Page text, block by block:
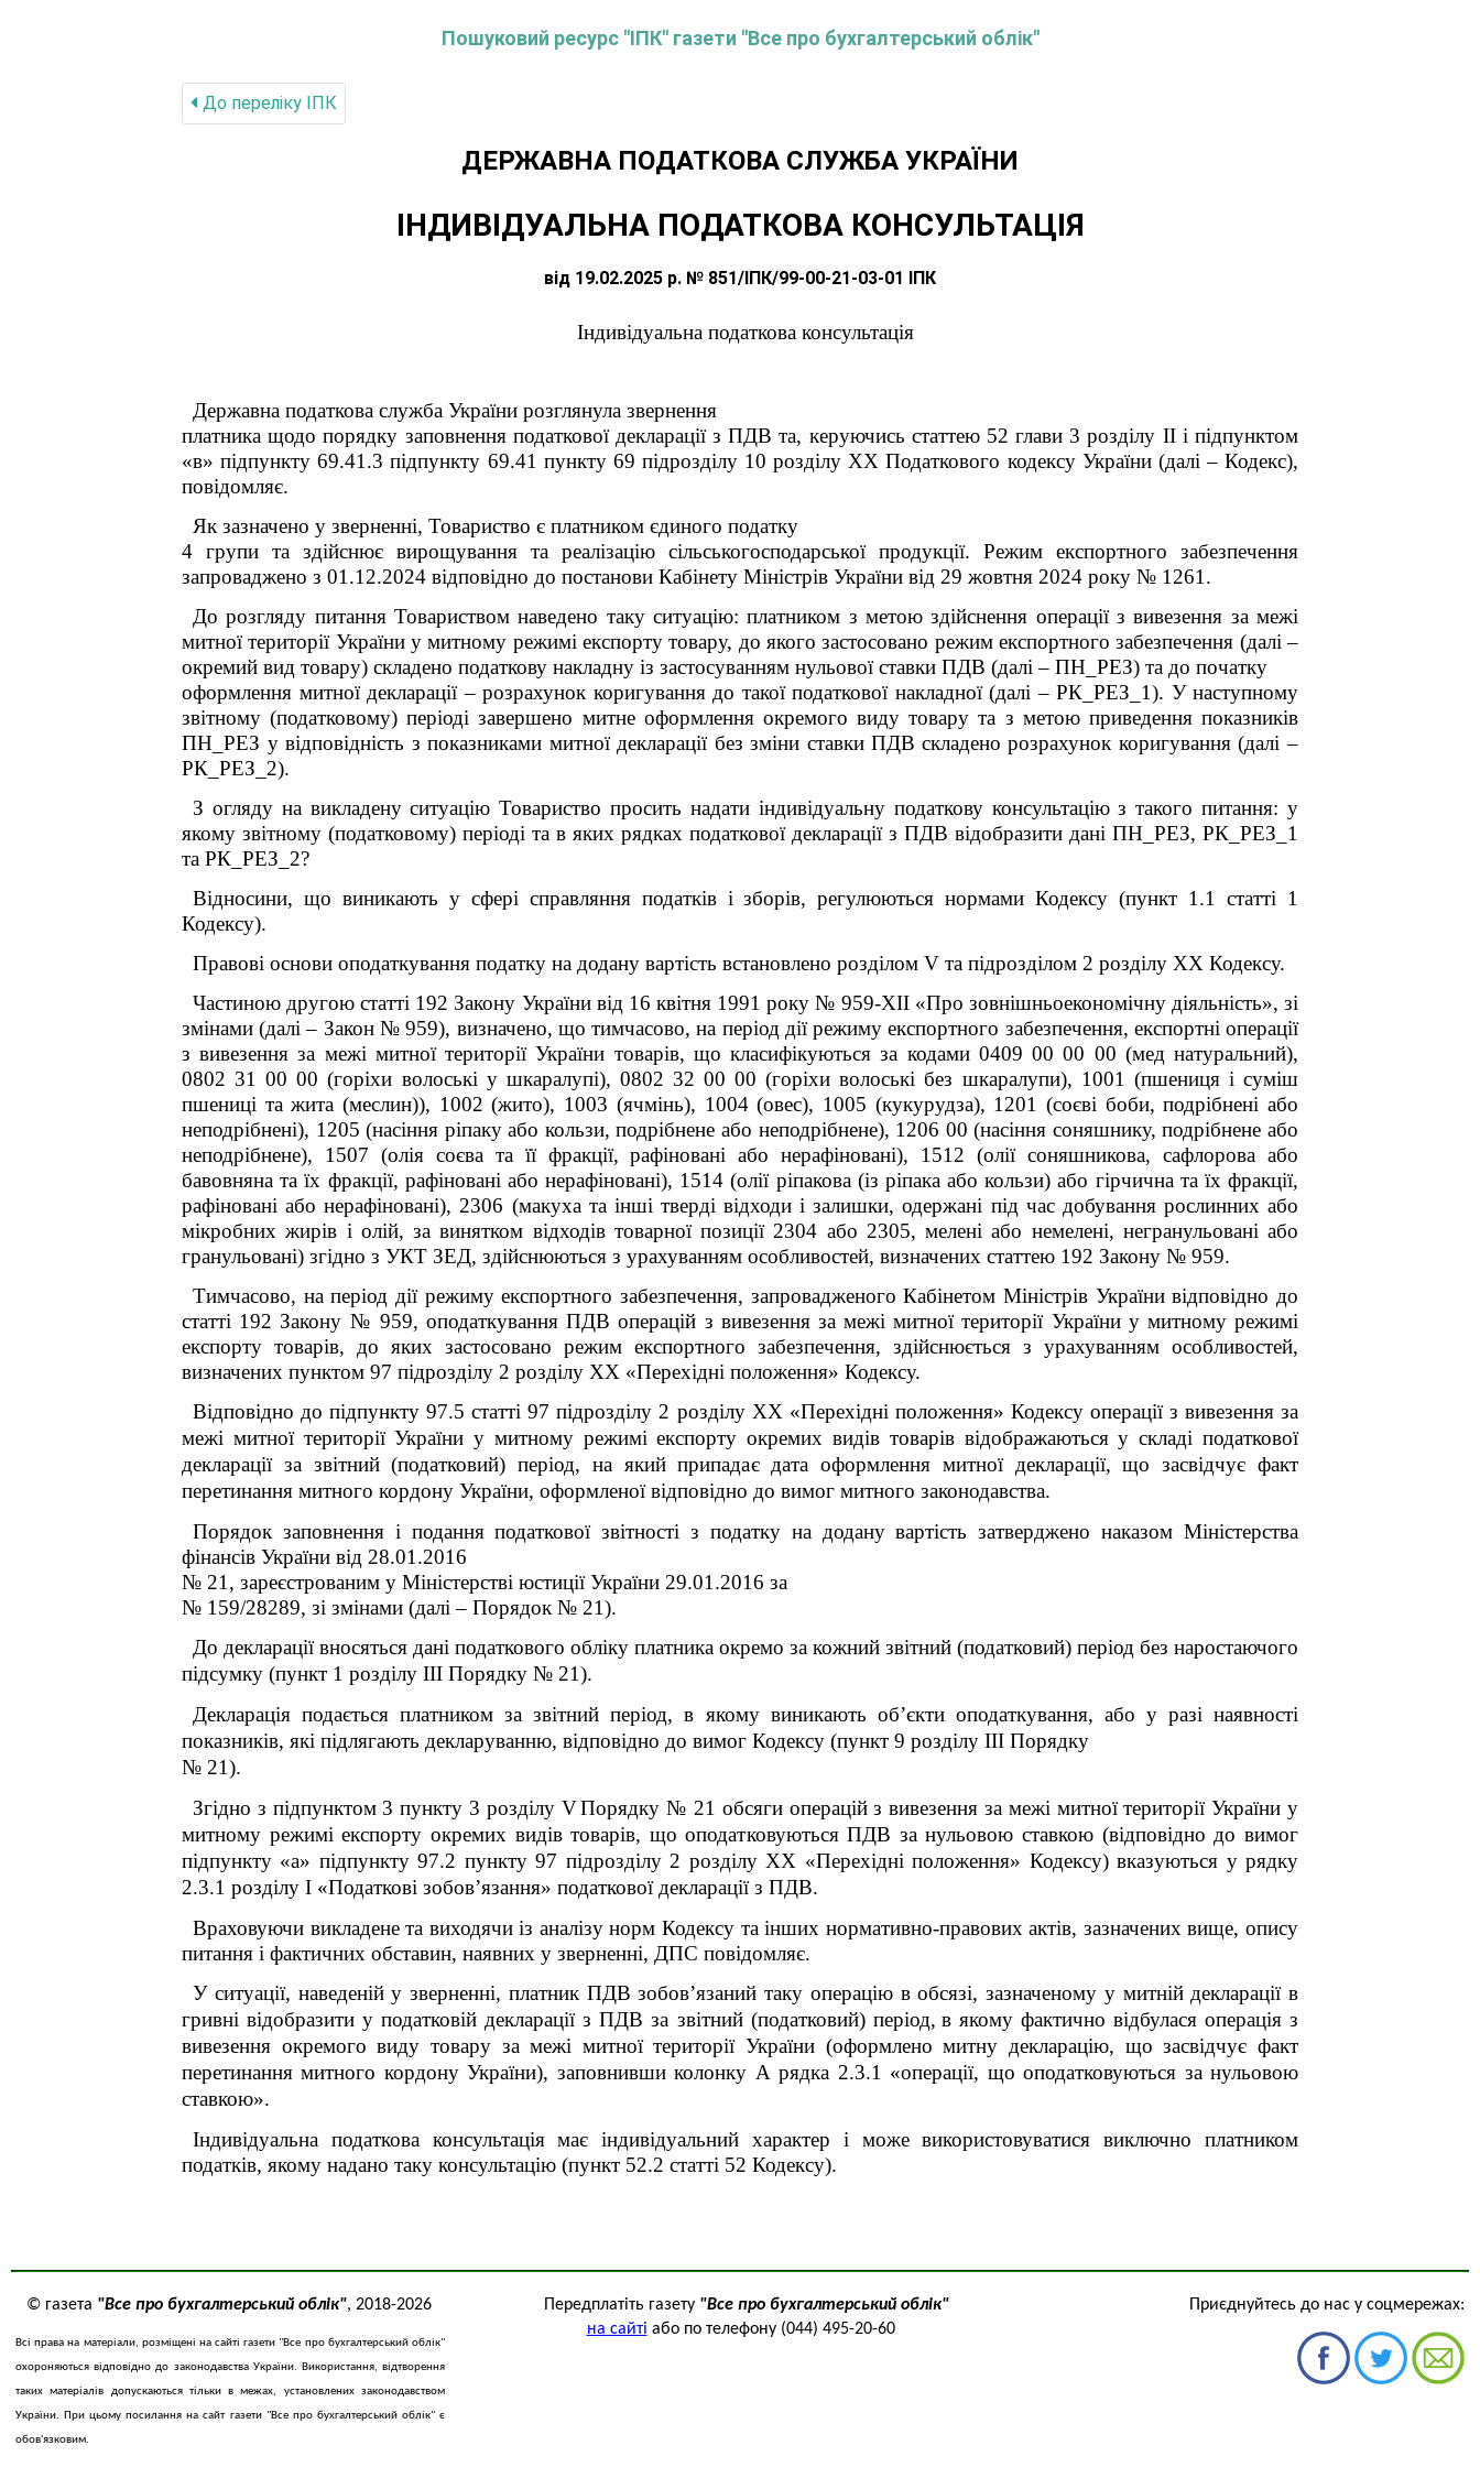
Пошуковий ресурс "ІПК" газети "Все про бухгалтерський облік"
До переліку IПК
ДЕРЖАВНА ПОДАТКОВА СЛУЖБА УКРАЇНИ
ІНДИВІДУАЛЬНА ПОДАТКОВА КОНСУЛЬТАЦІЯ
від 19.02.2025 р. № 851/ІПК/99-00-21-03-01 ІПК
Індивідуальна податкова консультація
Державна податкова служба України розглянула звернення
платника щодо порядку заповнення податкової декларації з ПДВ та, керуючись статтею 52 глави 3 розділу ІІ і підпунктом
«в» підпункту 69.41.3 підпункту 69.41 пункту 69 підрозділу 10 розділу ХХ Податкового кодексу України (далі – Кодекс),
повідомляє.
Як зазначено у зверненні, Товариство є платником єдиного податку
4 групи та здійснює вирощування та реалізацію сільськогосподарської продукції. Режим експортного забезпечення
запроваджено з 01.12.2024 відповідно до постанови Кабінету Міністрів України від 29 жовтня 2024 року № 1261.
До розгляду питання Товариством наведено таку ситуацію: платником з метою здійснення операції з вивезення за межі
митної території України у митному режимі експорту товару, до якого застосовано режим експортного забезпечення (далі –
окремий вид товару) складено податкову накладну із застосуванням нульової ставки ПДВ (далі – ПН_РЕЗ) та до початку
оформлення митної декларації – розрахунок коригування до такої податкової накладної (далі – РК_РЕЗ_1). У наступному
звітному (податковому) періоді завершено митне оформлення окремого виду товару та з метою приведення показників
ПН_РЕЗ у відповідність з показниками митної декларації без зміни ставки ПДВ складено розрахунок коригування (далі –
РК_РЕЗ_2).
З огляду на викладену ситуацію Товариство просить надати індивідуальну податкову консультацію з такого питання: у
якому звітному (податковому) періоді та в яких рядках податкової декларації з ПДВ відобразити дані ПН_РЕЗ, РК_РЕЗ_1
та РК_РЕЗ_2?
Відносини, що виникають у сфері справляння податків і зборів, регулюються нормами Кодексу (пункт 1.1 статті 1
Кодексу).
Правові основи оподаткування податку на додану вартість встановлено розділом V та підрозділом 2 розділу XX Кодексу.
Частиною другою статті 192 Закону України від 16 квітня 1991 року № 959-ХІІ «Про зовнішньоекономічну діяльність», зі
змінами (далі – Закон № 959), визначено, що тимчасово, на період дії режиму експортного забезпечення, експортні операції
з вивезення за межі митної території України товарів, що класифікуються за кодами 0409 00 00 00 (мед натуральний),
0802 31 00 00 (горіхи волоські у шкаралупі), 0802 32 00 00 (горіхи волоські без шкаралупи), 1001 (пшениця і суміш
пшениці та жита (меслин)), 1002 (жито), 1003 (ячмінь), 1004 (овес), 1005 (кукурудза), 1201 (соєві боби, подрібнені або
неподрібнені), 1205 (насіння ріпаку або кользи, подрібнене або неподрібнене), 1206 00 (насіння соняшнику, подрібнене або
неподрібнене), 1507 (олія соєва та її фракції, рафіновані або нерафіновані), 1512 (олії соняшникова, сафлорова або
бавовняна та їх фракції, рафіновані або нерафіновані), 1514 (олії ріпакова (із ріпака або кользи) або гірчична та їх фракції,
рафіновані або нерафіновані), 2306 (макуха та інші тверді відходи і залишки, одержані під час добування рослинних або
мікробних жирів і олій, за винятком відходів товарної позиції 2304 або 2305, мелені або немелені, негранульовані або
гранульовані) згідно з УКТ ЗЕД, здійснюються з урахуванням особливостей, визначених статтею 192 Закону № 959.
Тимчасово, на період дії режиму експортного забезпечення, запровадженого Кабінетом Міністрів України відповідно до
статті 192 Закону № 959, оподаткування ПДВ операцій з вивезення за межі митної території України у митному режимі
експорту товарів, до яких застосовано режим експортного забезпечення, здійснюється з урахуванням особливостей,
визначених пунктом 97 підрозділу 2 розділу ХХ «Перехідні положення» Кодексу.
Відповідно до підпункту 97.5 статті 97 підрозділу 2 розділу ХХ «Перехідні положення» Кодексу операції з вивезення за
межі митної території України у митному режимі експорту окремих видів товарів відображаються у складі податкової
декларації за звітний (податковий) період, на який припадає дата оформлення митної декларації, що засвідчує факт
перетинання митного кордону України, оформленої відповідно до вимог митного законодавства.
Порядок заповнення і подання податкової звітності з податку на додану вартість затверджено наказом Міністерства
фінансів України від 28.01.2016
№ 21, зареєстрованим у Міністерстві юстиції України 29.01.2016 за
№ 159/28289, зі змінами (далі – Порядок № 21).
До декларації вносяться дані податкового обліку платника окремо за кожний звітний (податковий) період без наростаючого
підсумку (пункт 1 розділу ІІІ Порядку № 21).
Декларація подається платником за звітний період, в якому виникають об’єкти оподаткування, або у разі наявності
показників, які підлягають декларуванню, відповідно до вимог Кодексу (пункт 9 розділу ІІІ Порядку
№ 21).
Згідно з підпунктом 3 пункту 3 розділу VПорядку № 21 обсяги операцій з вивезення за межі митної території України у
митному режимі експорту окремих видів товарів, що оподатковуються ПДВ за нульовою ставкою (відповідно до вимог
підпункту «а» підпункту 97.2 пункту 97 підрозділу 2 розділу XX «Перехідні положення» Кодексу) вказуються у рядку
2.3.1 розділу I «Податкові зобов’язання» податкової декларації з ПДВ.
Враховуючи викладене та виходячи із аналізу норм Кодексу та інших нормативно-правових актів, зазначених вище, опису
питання і фактичних обставин, наявних у зверненні, ДПС повідомляє.
У ситуації, наведеній у зверненні, платник ПДВ зобов’язаний таку операцію в обсязі, зазначеному у митній декларації в
гривні відобразити уподатковій декларації з ПДВ за звітний (податковий) період, в якому фактично відбулася операція з
вивезення окремого виду товару за межі митної території України (оформлено митну декларацію, що засвідчує факт
перетинання митного кордону України), заповнившиколонку А рядка 2.3.1 «операції, що оподатковуються за нульовою
ставкою».
Індивідуальна податкова консультація має індивідуальний характер і може використовуватися виключно платником
податків, якому надано таку консультацію (пункт 52.2 статті 52 Кодексу).
© газета "Все про бухгалтерський облік", 2018-2026
Всі права на матеріали, розміщені на сайті газети "Все про бухгалтерський облік"
охороняються відповідно до законодавства України. Використання, відтворення
таких матеріалів допускаються тільки в межах, установлених законодавством
України. При цьому посилання на сайт газети "Все про бухгалтерський облік" є
обов'язковим.
Передплатіть газету "Все про бухгалтерський облік"
на сайті або по телефону (044) 495-20-60
Приєднуйтесь до нас у соцмережах: